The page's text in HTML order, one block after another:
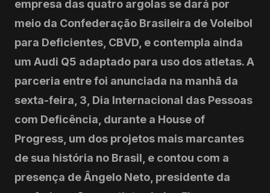
empresa das quatro argolas se dará por
meio da Confederação Brasileira de Voleibol
para Deficientes, CBVD, e contempla ainda
um Audi Q5 adaptado para uso dos atletas. A
parceria entre foi anunciada na manhã da
sexta-feira, 3, Dia Internacional das Pessoas
com Deficência, durante a House of
Progress, um dos projetos mais marcantes
de sua história no Brasil, e contou com a
presença de Ângelo Neto, presidente da